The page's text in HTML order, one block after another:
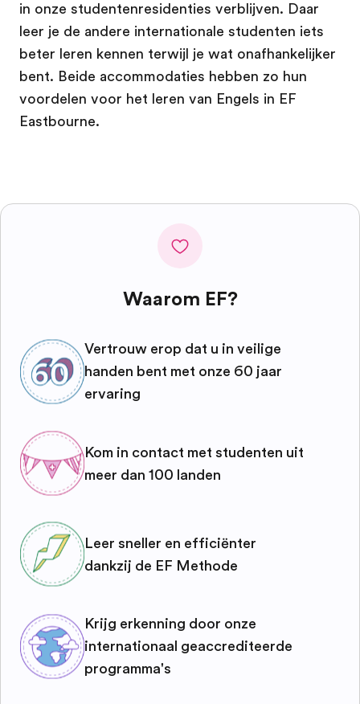
in onze studentenresidenties verblijven. Daar
leer je de andere internationale studenten iets
beter leren kennen terwijl je wat onafhankelijker
bent. Beide accommodaties hebben zo hun
voordelen voor het leren van Engels in EF
Eastbourne.
Waarom EF?
Vertrouw erop dat u in veilige
handen bent met onze 60 jaar
ervaring
Kom in contact met studenten uit
meer dan 100 landen
Leer sneller en efficiënter
dankzij de EF Methode
Krijg erkenning door onze
internationaal geaccrediteerde
programma's